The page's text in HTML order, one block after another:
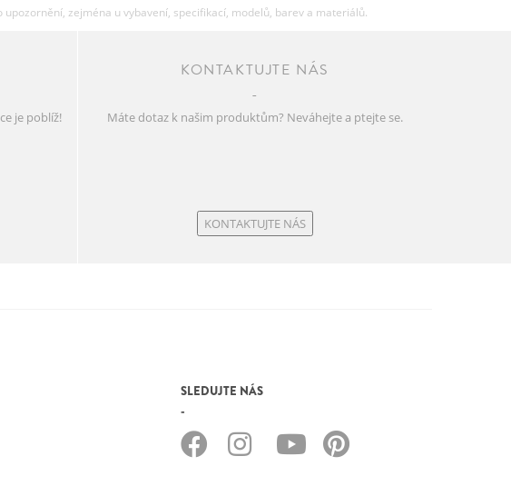
zejména u vybavení, specifikací, modelů, barev a materiálů.
je poblíž!
KONTAKTUJTE NÁS
Máte dotaz k našim produktům? Neváhejte a ptejte se.
KONTAKTUJTE NÁS
SLEDUJTE NÁS